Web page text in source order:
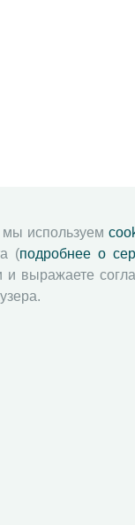
используем
(подробнее о
и выражаете